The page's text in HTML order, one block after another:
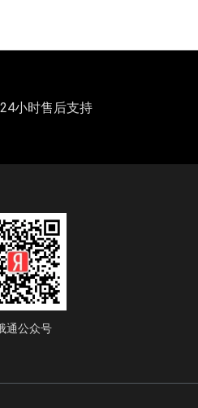
小时售后支持
通公众号